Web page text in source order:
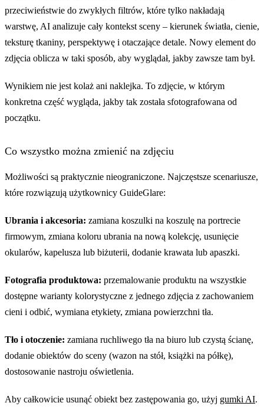
przeciwieństwie do zwykłych filtrów, które tylko nakładają
warstwę, AI analizuje cały kontekst sceny – kierunek światła, cienie,
teksturę tkaniny, perspektywę i otaczające detale. Nowy element do
zdjęcia oblicza w taki sposób, aby wyglądał, jakby zawsze tam był.
Wynikiem nie jest kolaż ani naklejka. To zdjęcie, w którym
konkretna część wygląda, jakby tak została sfotografowana od
początku.
Co wszystko można zmienić na zdjęciu
Możliwości są praktycznie nieograniczone. Najczęstsze scenariusze,
które rozwiązują użytkownicy GuideGlare:
Ubrania i akcesoria: zamiana koszulki na koszulę na portrecie
firmowym, zmiana koloru ubrania na nową kolekcję, usunięcie
okularów, kapelusza lub biżuterii, dodanie krawata lub apaszki.
Fotografia produktowa: przemalowanie produktu na wszystkie
dostępne warianty kolorystyczne z jednego zdjęcia z zachowaniem
cieni i odbić, wymiana etykiety, zmiana powierzchni tła.
Tło i otoczenie: zamiana ruchliwego tła na biuro lub czystą ścianę,
dodanie obiektów do sceny (wazon na stół, książki na półkę),
dostosowanie nastroju oświetlenia.
Aby całkowicie usunąć obiekt bez zastępowania go, użyj gumki AI.